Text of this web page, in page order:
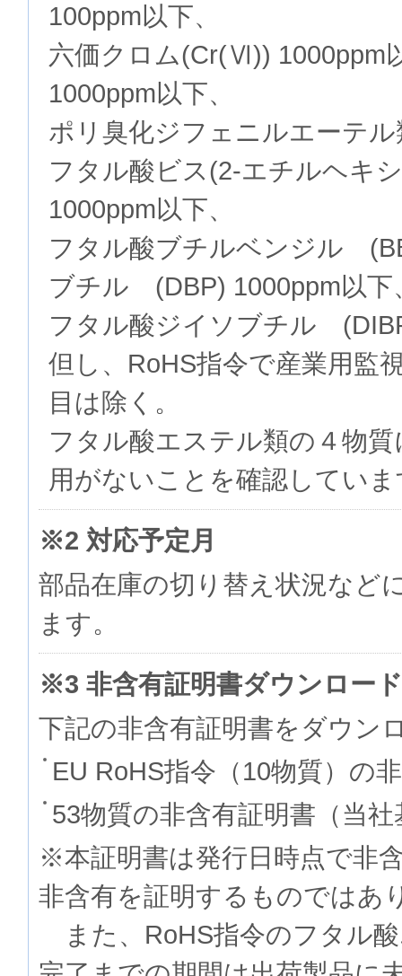
100ppm以下、
六価クロム(Cr(Ⅵ)) 1000ppm
1000ppm以下、
ポリ臭化ジフェニルエーテ
フタル酸ビス(2-エチルヘ
1000ppm以下、
フタル酸ブチルベンジル
ブチル (DBP) 1000ppm以下
フタル酸ジイソブチル
但し、RoHS指令で産業用監
目は除く。
フタル酸エステル類の４物
用がないことを確認してい
※2 対応予定月
部品在庫の切り替え状況など
ます。
※3 非含有証明書ダウンロード
下記の非含有証明書をダウン
EU RoHS指令（10物質）の
53物質の非含有証明書（当社
※本証明書は発行日時点で非
非含有を証明するものでは
また、RoHS指令のフタル